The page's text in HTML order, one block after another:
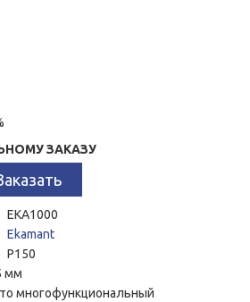
ЗАКАЗУ
EKA1000
Ekamant
P150
мм
многофункциональный